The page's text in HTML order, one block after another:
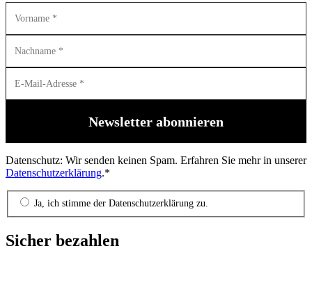
Datenschutz: Wir senden keinen Spam. Erfahren Sie mehr in unserer
Datenschutzerklärung.*
Ja, ich stimme der Datenschutzerklärung zu.
Sicher bezahlen